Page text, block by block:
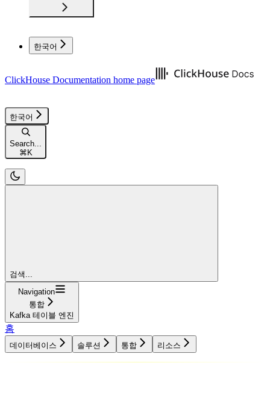
한국어
ClickHouse Documentation home page
한국어
Search...
⌘K
검색...
Navigation
통합
Kafka 테이블 엔진
홈
데이터베이스 솔루션 통합 리소스